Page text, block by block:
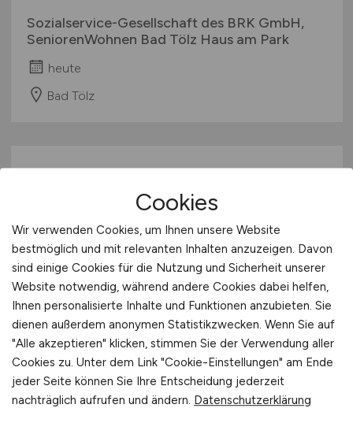
Sozialservice-Gesellschaft des BRK GmbH,
SeniorenWohnen Bad Tölz Haus am Park
heute
Bad Tölz
Leitung der Stabsstelle
Controlling(m/w/d)
Landesbetrieb Straßenbau Nordrhein-
Westfalen (Straßen.NRW)
heute
Gelsenkirchen
Cookies
Wir verwenden Cookies, um Ihnen unsere Website
bestmöglich und mit relevanten Inhalten anzuzeigen. Davon
sind einige Cookies für die Nutzung und Sicherheit unserer
Website notwendig, während andere Cookies dabei helfen,
Ihnen personalisierte Inhalte und Funktionen anzubieten. Sie
dienen außerdem anonymen Statistikzwecken. Wenn Sie auf
"Alle akzeptieren" klicken, stimmen Sie der Verwendung aller
Cookies zu. Unter dem Link "Cookie-Einstellungen" am Ende
jeder Seite können Sie Ihre Entscheidung jederzeit
nachträglich aufrufen und ändern. Datenschutzerklärung